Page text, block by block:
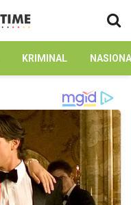
KRIMINAL